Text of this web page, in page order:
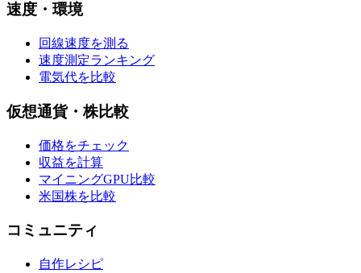
速度・環境
回線速度を測る
速度測定ランキング
電気代を比較
仮想通貨・株比較
価格をチェック
収益を計算
マイニングGPU比較
米国株を比較
コミュニティ
自作レシピ